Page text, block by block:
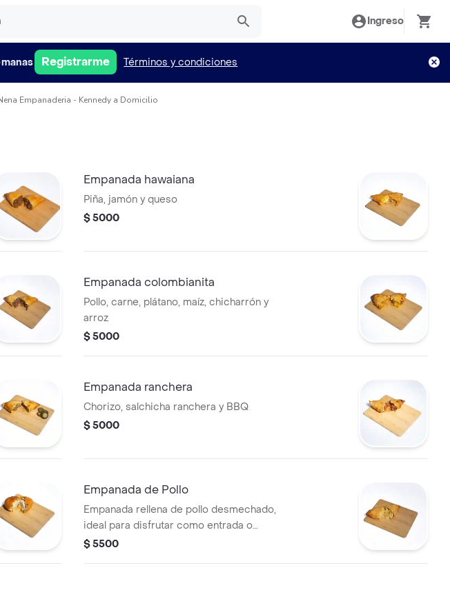
Ingreso
Registrarme Términos y condiciones
Empanaderia - Kennedy a Domicilio
Empanada hawaiana
Piña, jamón y queso
$ 5000
Empanada colombianita
Pollo, carne, plátano, maíz, chicharrón y
arroz
$ 5000
Empanada ranchera
Chorizo, salchicha ranchera y BBQ
$ 5000
Empanada de Pollo
Empanada rellena de pollo desmechado,
ideal para disfrutar como entrada o
snack.
$ 5500